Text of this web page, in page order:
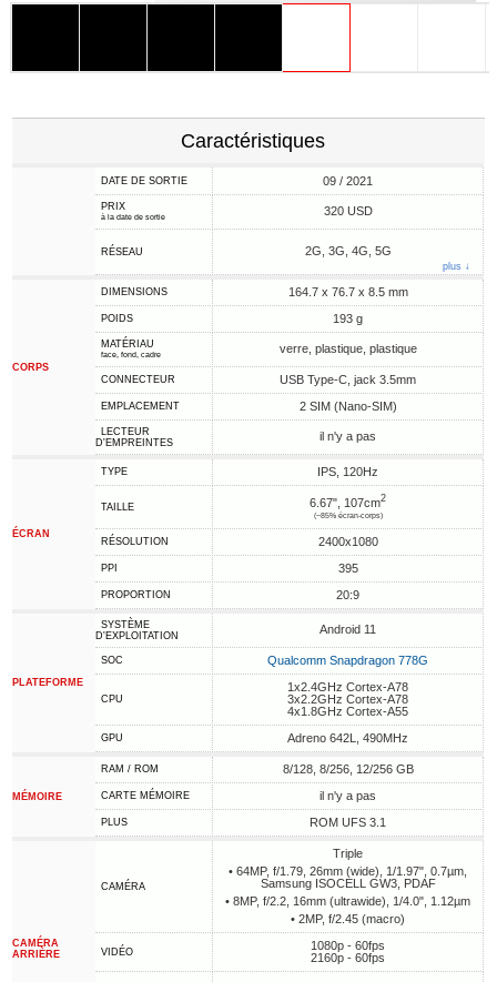
Caractéristiques
DATE DE SORTIE 09 / 2021
PRIX
à la date de sortie 320 USD
RÉSEAU 2G, 3G, 4G, 5G
plus ↓
CORPS
DIMENSIONS 164.7 x 76.7 x 8.5 mm
POIDS 193 g
MATÉRIAU
face, fond, cadre verre, plastique, plastique
CONNECTEUR USB Type-C, jack 3.5mm
EMPLACEMENT 2 SIM (Nano-SIM)
LECTEUR
D'EMPREINTES
il n'y a pas
ÉCRAN
TYPE IPS, 120Hz
TAILLE 6.67", 107cm2
(~85% écran-corps)
RÉSOLUTION 2400x1080
PPI 395
PROPORTION 20:9
PLATEFORME
SYSTÈME
D'EXPLOITATION
Android 11
SOC Qualcomm Snapdragon 778G
CPU
1x2.4GHz Cortex-A78
3x2.2GHz Cortex-A78
4x1.8GHz Cortex-A55
GPU Adreno 642L, 490MHz
MÉMOIRE
RAM / ROM 8/128, 8/256, 12/256 GB
CARTE MÉMOIRE il n'y a pas
PLUS ROM UFS 3.1
CAMÉRA
ARRIÈRE
CAMÉRA
Triple
• 64MP, f/1.79, 26mm (wide), 1/1.97", 0.7µm,
Samsung ISOCELL GW3, PDAF
• 8MP, f/2.2, 16mm (ultrawide), 1/4.0", 1.12µm
• 2MP, f/2.45 (macro)
VIDÉO
1080p - 60fps
2160p - 60fps